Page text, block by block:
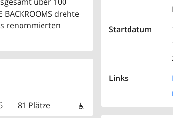
drehte
renommierten
81 Plätze
Startdatum
Links